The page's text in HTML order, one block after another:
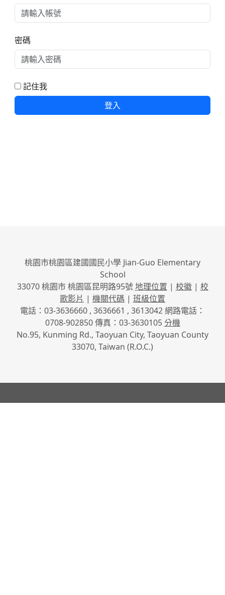
密碼
記住我
登入
桃園市桃園區建國國民小學 Jian-Guo Elementary
School
33070 桃園市 桃園區昆明路95號地理位置 | 校徽| 校
歌影片 | 機關代碼 | 班級位置
電話：03-3636660 , 3636661 , 3613042 網路電話：
0708-902850 傳真：03-3630105分機
No.95, Kunming Rd., Taoyuan City, Taoyuan County
33070, Taiwan (R.O.C.)